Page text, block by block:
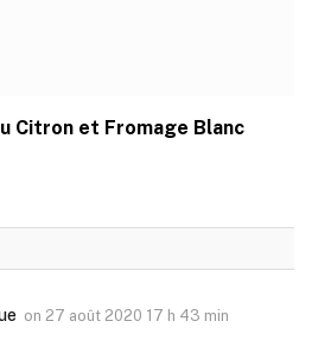
Citron et Fromage Blanc
on 27 août 2020 17 h 43 min